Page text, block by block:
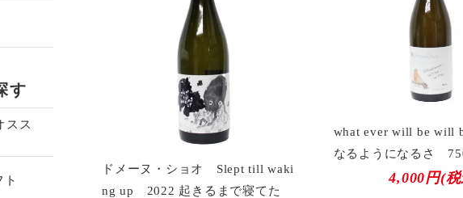
ドメーヌ・ショオ Slept till waki
ng up 2022 起きるまで寝てた
what ever will be
なるようになるさ
4,000円(
す
ス
ト